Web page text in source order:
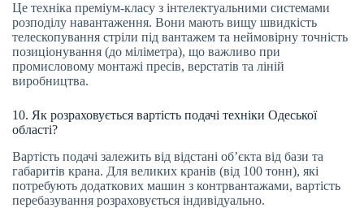
Це техніка преміум-класу з інтелектуальними системами
розподілу навантаження. Вони мають вищу швидкість
телескопування стріли під вантажем та неймовірну точність
позиціонування (до міліметра), що важливо при
промисловому монтажі пресів, верстатів та ліній
виробництва.
10. Як розраховується вартість подачі техніки Одеської
області?
Вартість подачі залежить від відстані об’єкта від бази та
габаритів крана. Для великих кранів (від 100 тонн), які
потребують додаткових машин з контрвантажами, вартість
перебазування розраховується індивідуально.